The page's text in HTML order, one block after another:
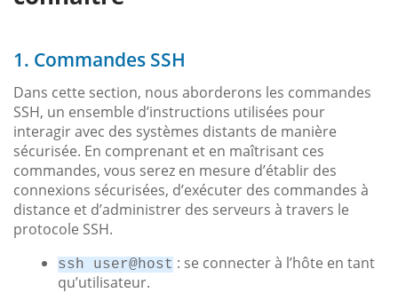
1. Commandes SSH
Dans cette section, nous aborderons les commandes
SSH, un ensemble d’instructions utilisées pour
interagir avec des systèmes distants de manière
sécurisée. En comprenant et en maîtrisant ces
commandes, vous serez en mesure d’établir des
connexions sécurisées, d’exécuter des commandes à
distance et d’administrer des serveurs à travers le
protocole SSH.
ssh user@host : se connecter à l’hôte en tant
qu’utilisateur.